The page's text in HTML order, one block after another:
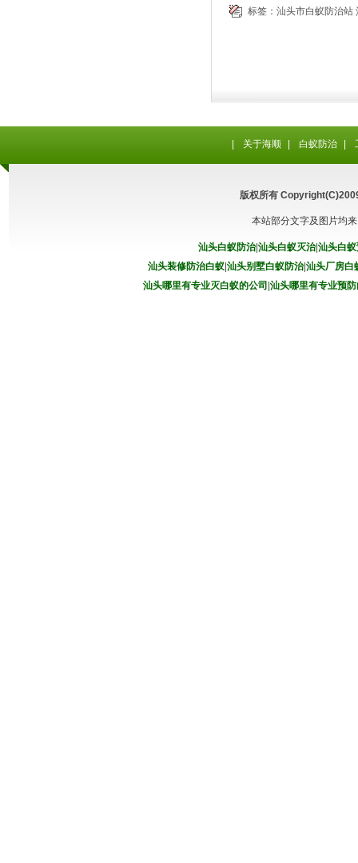
标签： 汕头市白蚁防治站
关于海顺 白蚁防治
版权所有
本站部分文字及图片均
汕头白蚁防治|汕头白蚁灭治|汕头白
汕头装修防治白蚁| 汕头别墅白蚁防治|汕头厂房白
汕头哪里有专业灭白蚁的公司 汕头哪里有专业预